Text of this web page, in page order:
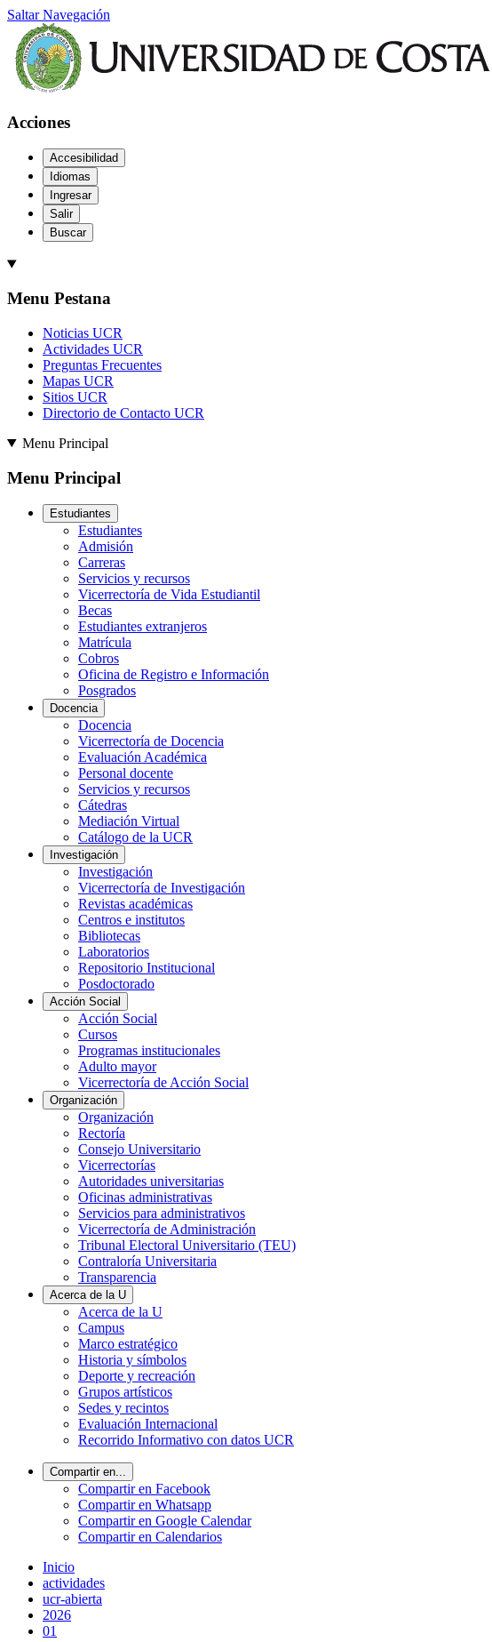
Saltar Navegación
Acciones
Accesibilidad
Idiomas
Ingresar
Salir
Buscar
Menu Pestana
Noticias UCR
Actividades UCR
Preguntas Frecuentes
Mapas UCR
Sitios UCR
Directorio de Contacto UCR
Menu Principal
Menu Principal
Estudiantes
Estudiantes
Admisión
Carreras
Servicios y recursos
Vicerrectoría de Vida Estudiantil
Becas
Estudiantes extranjeros
Matrícula
Cobros
Oficina de Registro e Información
Posgrados
Docencia
Docencia
Vicerrectoría de Docencia
Evaluación Académica
Personal docente
Servicios y recursos
Cátedras
Mediación Virtual
Catálogo de la UCR
Investigación
Investigación
Vicerrectoría de Investigación
Revistas académicas
Centros e institutos
Bibliotecas
Laboratorios
Repositorio Institucional
Posdoctorado
Acción Social
Acción Social
Cursos
Programas institucionales
Adulto mayor
Vicerrectoría de Acción Social
Organización
Organización
Rectoría
Consejo Universitario
Vicerrectorías
Autoridades universitarias
Oficinas administrativas
Servicios para administrativos
Vicerrectoría de Administración
Tribunal Electoral Universitario (TEU)
Contraloría Universitaria
Transparencia
Acerca de la U
Acerca de la U
Campus
Marco estratégico
Historia y símbolos
Deporte y recreación
Grupos artísticos
Sedes y recintos
Evaluación Internacional
Recorrido Informativo con datos UCR
Compartir en...
Compartir en Facebook
Compartir en Whatsapp
Compartir en Google Calendar
Compartir en Calendarios
Inicio
actividades
ucr-abierta
2026
01